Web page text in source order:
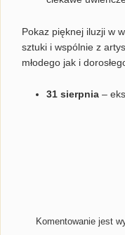
Pokaz pięknej iluzji w
sztuki i wspólnie z
młodego jak i
31 sierpnia –
Komentowanie jest